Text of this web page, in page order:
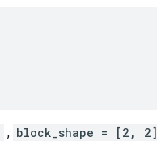
, block_shape = [2, 2]